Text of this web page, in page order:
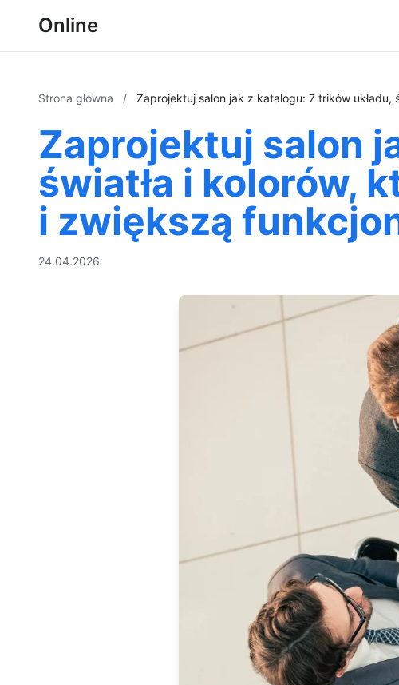
Online
Strona główna / Zaprojektuj salon jak z katalogu: 7 trików
Zaprojektuj salon
światła i kolorów,
i zwiększą
24.04.2026